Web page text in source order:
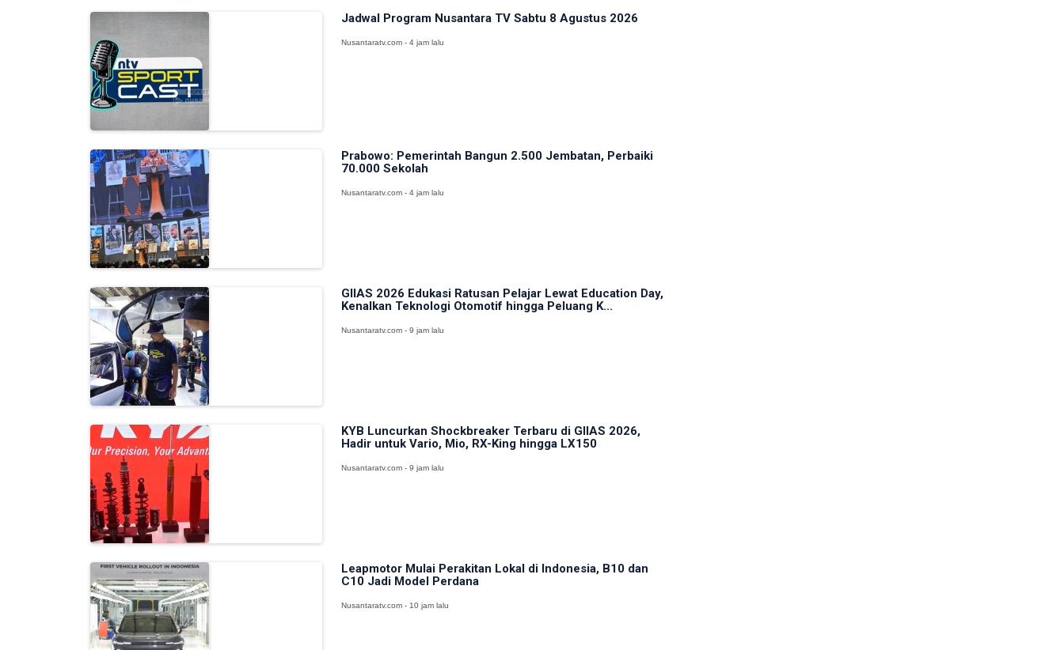
Jadwal Program Nusantara TV Sabtu 8 Agustus 2026
Nusantaratv.com - 4 jam lalu
Prabowo: Pemerintah Bangun 2.500 Jembatan, Perbaiki
70.000 Sekolah
Nusantaratv.com - 4 jam lalu
GIIAS 2026 Edukasi Ratusan Pelajar Lewat Education Day,
Kenalkan Teknologi Otomotif hingga Peluang K...
Nusantaratv.com - 9 jam lalu
KYB Luncurkan Shockbreaker Terbaru di GIIAS 2026,
Hadir untuk Vario, Mio, RX-King hingga LX150
Nusantaratv.com - 9 jam lalu
Leapmotor Mulai Perakitan Lokal di Indonesia, B10 dan
C10 Jadi Model Perdana
Nusantaratv.com - 10 jam lalu